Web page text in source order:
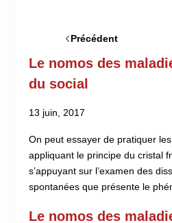
Précédent
Le nomos des
du social
13 juin, 2017
On peut essayer de pratiquer
appliquant le principe du cristal
s’appuyant sur l’examen des
spontanées que présente le
Le nomos des